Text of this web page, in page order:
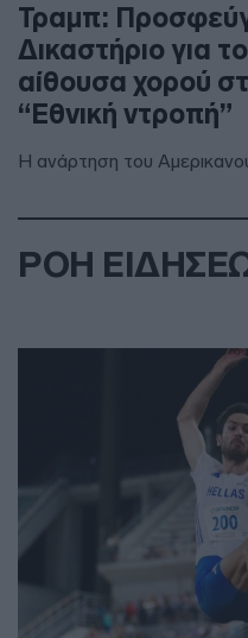
Τραμπ:
Δικαστήριο για
αίθουσα χορού
“Εθνική ντροπή”
Η ανάρτηση του
ΡΟΗ